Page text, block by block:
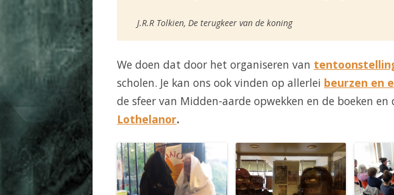
J.R.R Tolkien, De terugkeer van de koning
We doen dat door het organiseren van
scholen. Je kan ons ook vinden op allerlei beurzen en
de sfeer van Midden-aarde opwekken en de boeken
Lothelanor.